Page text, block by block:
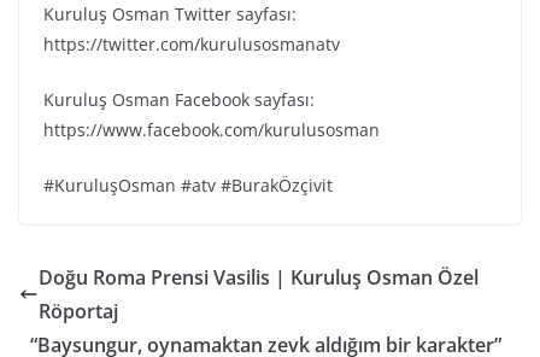
Kuruluş Osman Twitter sayfası:
https://twitter.com/kurulusosmanatv
Kuruluş Osman Facebook sayfası:
https://www.facebook.com/kurulusosman
#KuruluşOsman #atv #BurakÖzçivit
Doğu Roma Prensi Vasilis | Kuruluş Osman Özel
Röportaj
“Baysungur, oynamaktan zevk aldığım bir karakter”